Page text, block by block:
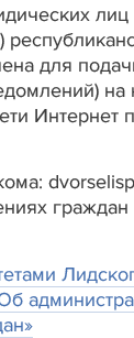
для
на
Интернет